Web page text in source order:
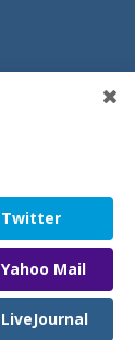
Twitter
Yahoo Mail
LiveJournal